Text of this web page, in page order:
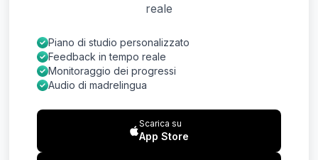
reale
Piano di studio personalizzato
Feedback in tempo reale
Monitoraggio dei progressi
Audio di madrelingua
Scarica su
App Store